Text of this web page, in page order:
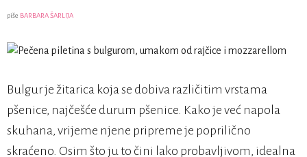
piše BARBARA ŠARLIJA
Bulgur je žitarica koja se dobiva različitim vrstama
pšenice, najčešće durum pšenice. Kako je već napola
skuhana, vrijeme njene pripreme je poprilično
skraćeno. Osim što ju to čini lako probavljivom, idealna